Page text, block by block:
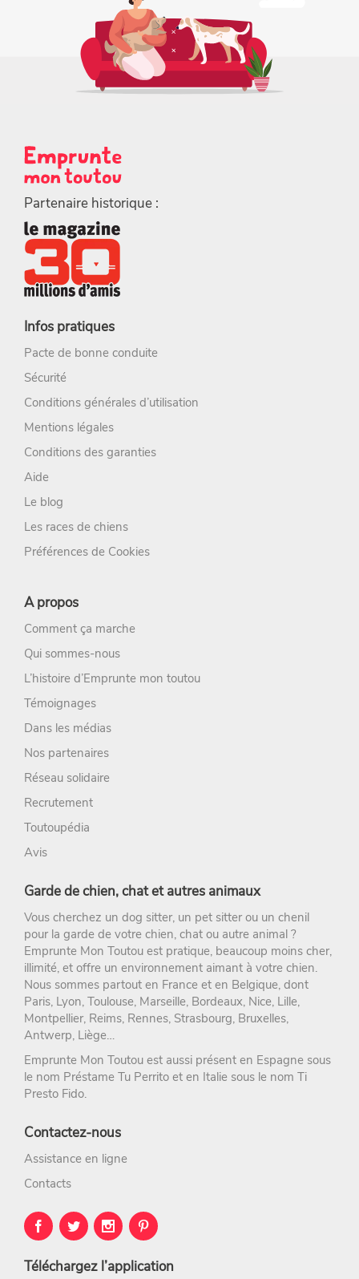
Partenaire historique :
Infos pratiques
Pacte de bonne conduite
Sécurité
Conditions générales d’utilisation
Mentions légales
Conditions des garanties
Aide
Le blog
Les races de chiens
Préférences de Cookies
A propos
Comment ça marche
Qui sommes-nous
L’histoire d’Emprunte mon toutou
Témoignages
Dans les médias
Nos partenaires
Réseau solidaire
Recrutement
Toutoupédia
Avis
Garde de chien, chat et autres animaux
Vous cherchez un dog sitter, un pet sitter ou un chenil
pour la garde de votre chien, chat ou autre animal ?
Emprunte Mon Toutou est pratique, beaucoup moins cher,
illimité, et offre un environnement aimant à votre chien.
Nous sommes partout en France et en Belgique, dont
Paris, Lyon, Toulouse, Marseille, Bordeaux, Nice, Lille,
Montpellier, Reims, Rennes, Strasbourg, Bruxelles,
Antwerp, Liège…
Emprunte Mon Toutou est aussi présent en Espagne sous
le nom Préstame Tu Perrito et en Italie sous le nom Ti
Presto Fido.
Contactez-nous
Assistance en ligne
Contacts
Téléchargez l’application